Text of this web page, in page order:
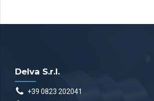
Delva S.r.l.
+39 0823 202041